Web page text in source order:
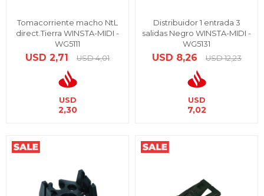
Tomacorriente macho NtL
direct.Tierra WINSTA-MIDI -
WG5111
USD 2,71 USD 4,01
USD
2,30
Distribuidor 1 entrada 3
salidas Negro WINSTA-MIDI -
WG5131
USD 8,26 USD 12,23
USD
7,02